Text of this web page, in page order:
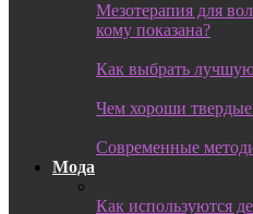
Мезотерапия для
кому показана?
Как выбрать
Чем хороши
Современные
Мода
Как используются